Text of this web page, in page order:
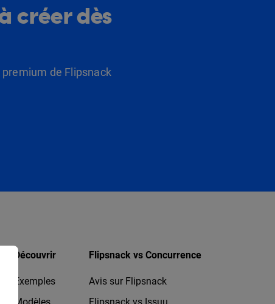
créer dès
de Flipsnack
Découvrir
Exemples
Flipsnack vs Concurrence
Avis sur Flipsnack